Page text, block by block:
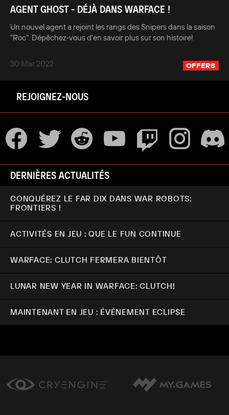
AGENT GHOST - DÉJÀ DANS WARFACE !
Un nouvel agent a rejoint les rangs des Snipers dans la saison
"Roc". Dépêchez-vous d'en savoir plus sur son histoire!
30 Mar 2022 OFFERS
REJOIGNEZ-NOUS
DERNIÈRES ACTUALITÉS
CONQUÉREZ LE FAR DIX DANS WAR ROBOTS:
FRONTIERS !
ACTIVITÉS EN JEU : QUE LE FUN CONTINUE
WARFACE: CLUTCH FERMERA BIENTÔT
LUNAR NEW YEAR IN WARFACE: CLUTCH!
MAINTENANT EN JEU : ÉVÉNEMENT ECLIPSE